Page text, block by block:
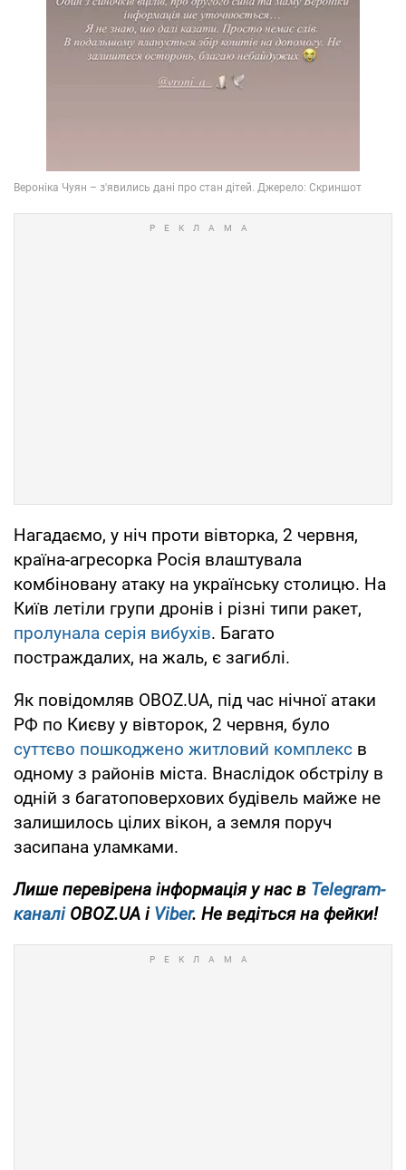
Нагадаємо, у ніч проти вівторка, 2 червня,
країна-агресорка Росія влаштувала
комбіновану атаку на українську столицю. На
Київ летіли групи дронів і різні типи ракет,
пролунала серія вибухів. Багато
постраждалих, на жаль, є загиблі.
Як повідомляв OBOZ.UA, під час нічної атаки
РФ по Києву у вівторок, 2 червня, було
суттєво пошкоджено житловий комплекс в
одному з районів міста. Внаслідок обстрілу в
одній з багатоповерхових будівель майже не
залишилось цілих вікон, а земля поруч
засипана уламками.
Лише перевірена інформація у нас в Telegram-
каналіOBOZ.UA і Viber. Не ведіться на фейки!